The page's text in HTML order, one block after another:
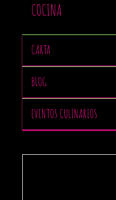
COCINA
CARTA
BLOG
EVENTOS CULINARIOS